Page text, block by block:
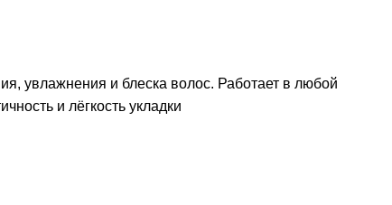
увлажнения и блеска волос. Работает в любой
и лёгкость укладки